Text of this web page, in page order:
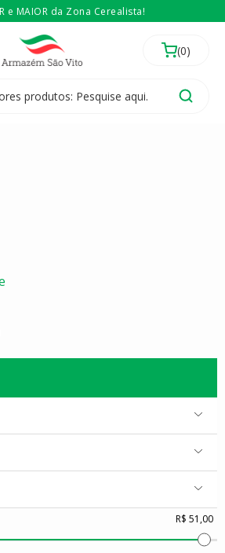
e MAIOR da Zona Cerealista!
na Zona Cerealista de São Paulo!
EntãoCompre no atacado